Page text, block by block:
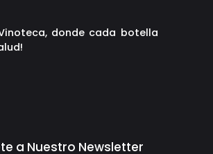
donde cada botella
a Nuestro Newsletter